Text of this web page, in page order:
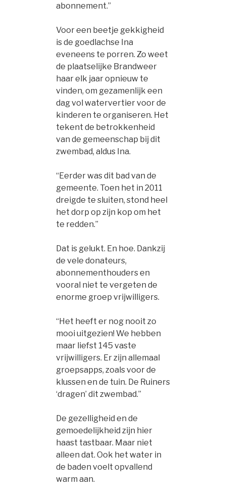
abonnement.”
Voor een beetje gekkigheid
is de goedlachse Ina
eveneens te porren. Zo weet
de plaatselijke Brandweer
haar elk jaar opnieuw te
vinden, om gezamenlijk een
dag vol watervertier voor de
kinderen te organiseren. Het
tekent de betrokkenheid
van de gemeenschap bij dit
zwembad, aldus Ina.
“Eerder was dit bad van de
gemeente. Toen het in 2011
dreigde te sluiten, stond heel
het dorp op zijn kop om het
te redden.”
Dat is gelukt. En hoe. Dankzij
de vele donateurs,
abonnementhouders en
vooral niet te vergeten de
enorme groep vrijwilligers.
“Het heeft er nog nooit zo
mooi uitgezien! We hebben
maar liefst 145 vaste
vrijwilligers. Er zijn allemaal
groepsapps, zoals voor de
klussen en de tuin. De Ruiners
‘dragen’ dit zwembad.”
De gezelligheid en de
gemoedelijkheid zijn hier
haast tastbaar. Maar niet
alleen dat. Ook het water in
de baden voelt opvallend
warm aan.